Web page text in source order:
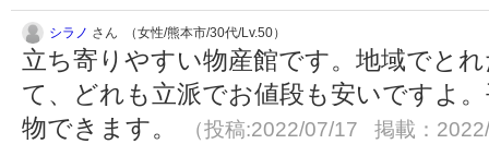
シラノ さん （女性/熊本市/30代/Lv.50）
立ち寄りやすい物産館です。地域でと
て、どれも立派でお値段も安いですよ
物できます。
（投稿:2022/07/17 掲載：